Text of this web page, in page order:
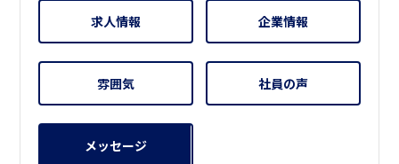
求人情報 企業情報
雰囲気 社員の声
メッセージ